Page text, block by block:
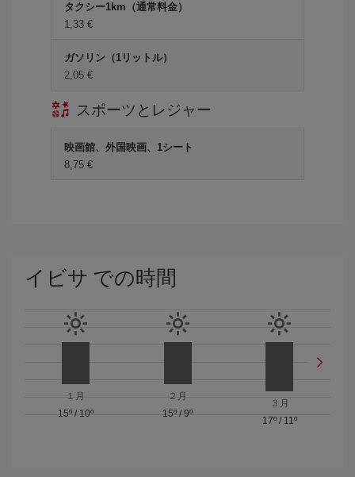
タクシー1km（通常料金）
1,33 €
ガソリン（1リットル）
2,05 €
スポーツとレジャー
映画館、外国映画、1シート
8,75 €
イビサ での時間
１月
15º/ 10º
２月
15º / 9º
３月
17º/ 11º